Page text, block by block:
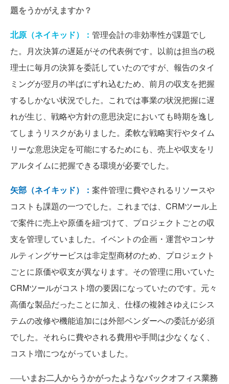
題をうかがえますか？
北原（ネイキッド）： 管理会計の非効率性が課題でし
た。月次決算の遅延がその代表例です。以前は担当の税
理士に毎月の決算を委託していたのですが、報告のタイ
ミングが翌月の半ばにずれ込むため、前月の収支を把握
するしかない状況でした。これでは事業の状況把握に遅
れが生じ、戦略や方針の意思決定においても時期を逸し
てしまうリスクがありました。柔軟な戦略実行やタイム
リーな意思決定を可能にするためにも、売上や収支をリ
アルタイムに把握できる環境が必要でした。
矢部（ネイキッド）： 案件管理に費やされるリソースや
コストも課題の一つでした。これまでは、CRMツール上
で案件に売上や原価を紐づけて、プロジェクトごとの収
支を管理していました。イベントの企画・運営やコンサ
ルティングサービスは非定型商材のため、プロジェクト
ごとに原価や収支が異なります。その管理に用いていた
CRMツールがコスト増の要因になっていたのです。元々
高価な製品だったことに加え、仕様の複雑さゆえにシス
テムの改修や機能追加には外部ベンダーへの委託が必須
でした。それらに費やされる費用や手間は少なくなく、
コスト増につながっていました。
──いまお二人からうかがったようなバックオフィス業務